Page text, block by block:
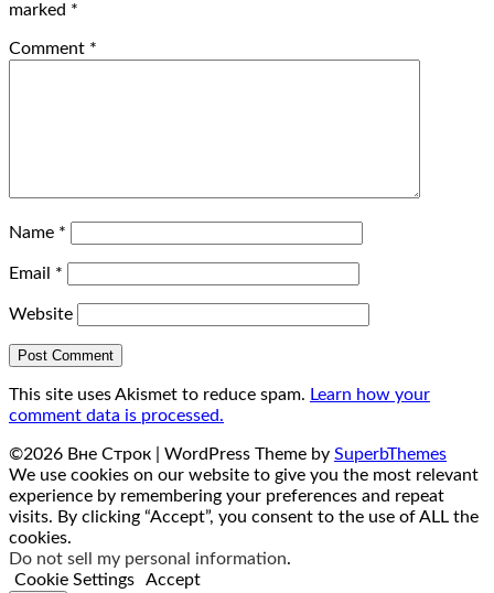
marked *
Comment *
Name *
Email *
Website
This site uses Akismet to reduce spam. Learn how your
comment data is processed.
©2026 Вне Строк | WordPress Theme by SuperbThemes
We use cookies on our website to give you the most relevant
experience by remembering your preferences and repeat
visits. By clicking “Accept”, you consent to the use of ALL the
cookies.
Do not sell my personal information.
Cookie Settings
Accept